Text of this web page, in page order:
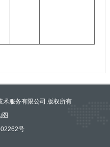
服务有限公司 版权所有
图
号